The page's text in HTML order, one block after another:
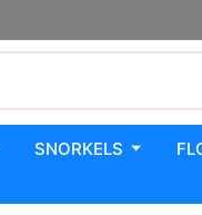
SNORKELS